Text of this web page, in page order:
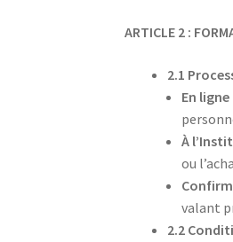
ARTICLE 2 :
2.1
En ligne
À
ou
valant
2.2